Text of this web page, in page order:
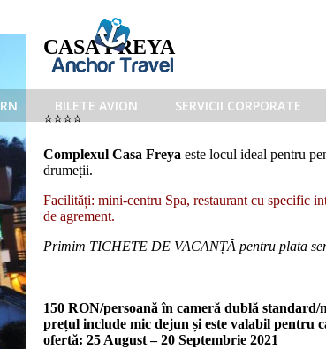
BILETE AVION SERVICII CORPORATE
CASA FREYA
⭐️⭐️⭐️⭐️
Complexul Casa Freya este locul ideal pentru
drumeții.
Facilități: mini-centru Spa, restaurant cu specific
de agrement.
Primim TICHETE DE VACANȚĂ pentru plata
150 RON/persoană în cameră dublă standard/
prețul include mic dejun și este valabil pentru
ofertă: 25 August – 20 Septembrie 2021